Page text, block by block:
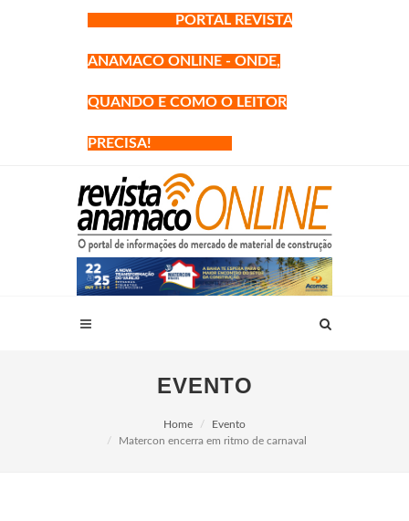
PORTAL REVISTA
ANAMACO ONLINE - ONDE,
QUANDO E COMO O LEITOR
PRECISA!
EVENTO
Home
Evento
Matercon encerra em ritmo de carnaval